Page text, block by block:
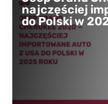
najczęściej
do Polski w